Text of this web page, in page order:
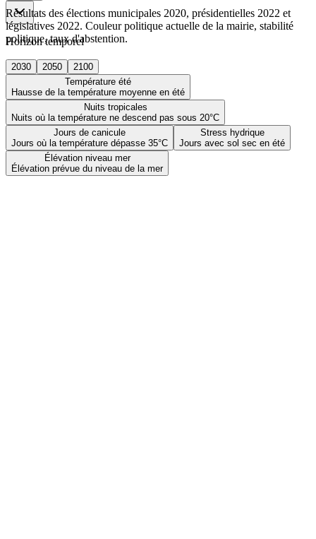
Horizon temporel
2030 2050
2100
Température été
Hausse de la température moyenne en été
Nuits tropicales
Nuits où la température ne descend pas sous 20°C
Jours de canicule
Jours où la température dépasse 35°C
Stress hydrique
Jours avec sol sec en été
Élévation niveau mer
Élévation prévue du niveau de la mer
Résultats des élections municipales 2020, présidentielles 2022 et
législatives 2022. Couleur politique actuelle de la mairie, stabilité
politique, taux d'abstention.